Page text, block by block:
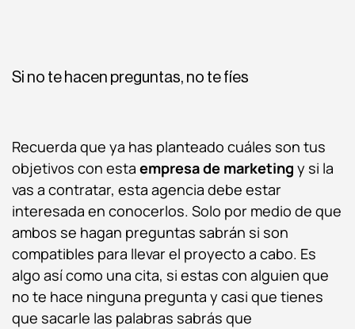
Si no te hacen preguntas, no te fíes
Recuerda que ya has planteado cuáles son tus
objetivos con esta empresa de marketing y si la
vas a contratar, esta agencia debe estar
interesada en conocerlos. Solo por medio de que
ambos se hagan preguntas sabrán si son
compatibles para llevar el proyecto a cabo. Es
algo así como una cita, si estas con alguien que
no te hace ninguna pregunta y casi que tienes
que sacarle las palabras sabrás que